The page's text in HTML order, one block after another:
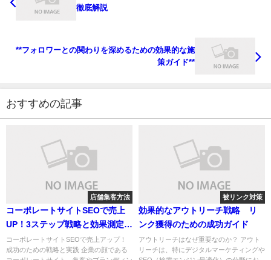
徹底解説
**フォロワーとの関わりを深めるための効果的な施
策ガイド**
おすすめの記事
店舗集客方法
コーポレートサイトSEOで売上
UP！3ステップ戦略と効果測定ガ
イド
コーポレートサイトSEOで売上アップ！
成功のための戦略と実践 企業の顔である
被リンク対策
効果的なアウトリーチ戦略 リ
ンク獲得のための成功ガイド
アウトリーチはなぜ重要なのか？ アウト
リーチは、特にデジタルマーケティングや